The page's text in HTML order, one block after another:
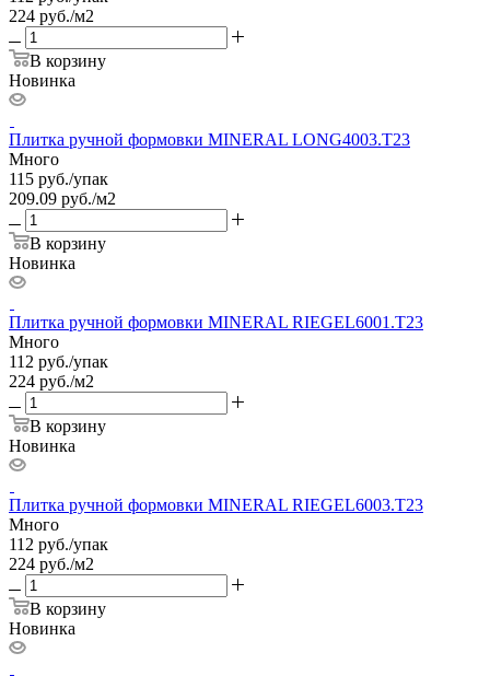
224 руб./м2
В корзину
Новинка
Плитка ручной формовки MINERAL LONG4003.T23
Много
115 руб./упак
209.09 руб./м2
В корзину
Новинка
Плитка ручной формовки MINERAL RIEGEL6001.T23
Много
112 руб./упак
224 руб./м2
В корзину
Новинка
Плитка ручной формовки MINERAL RIEGEL6003.T23
Много
112 руб./упак
224 руб./м2
В корзину
Новинка